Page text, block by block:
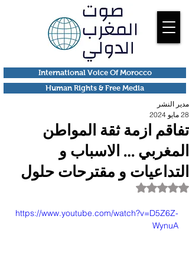
Human Rights & Free Media
International Voice Of Morocco
تفاقم ازمة ثقة المواطن
المغربي … الاسباب و
التداعيات و مقترحات حلول
مدير النشر
28 مايو 2024
تم التقييم بـ ليس رقمًا من أصل 5 نجوم.
https://www.youtube.com/watch?v=D5Z6Z-
WynuA